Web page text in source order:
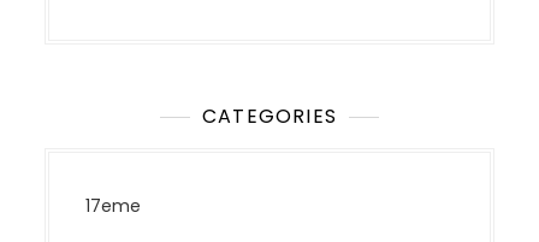
CATEGORIES
17eme